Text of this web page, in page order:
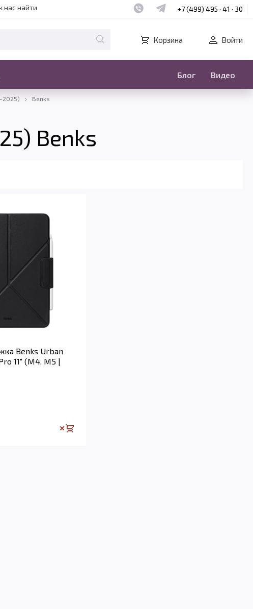
нас найти Наш whatsapp
Наш telegram
+7 (499) 495 · 41 · 30
Корзина Войти
Блог Видео
Benks
Benks
Benks Urban
11" (M4, M5 |